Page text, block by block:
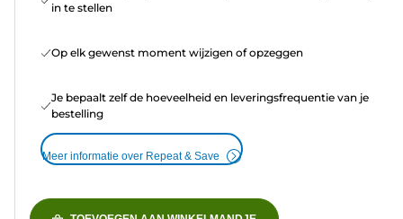
in te stellen
Op elk gewenst moment wijzigen of opzeggen
Je bepaalt zelf de hoeveelheid en leveringsfrequentie van je
bestelling
Meer informatie over Repeat & Save